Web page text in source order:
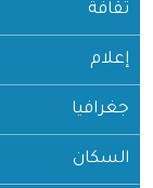
ثقافة
إعلام
جغرافيا
السكان